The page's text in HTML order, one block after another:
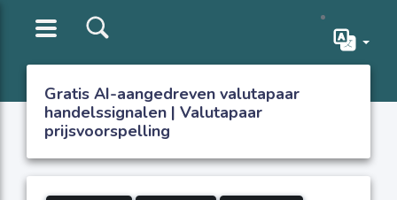
Gratis AI-aangedreven valutapaar
handelssignalen | Valutapaar
prijsvoorspelling